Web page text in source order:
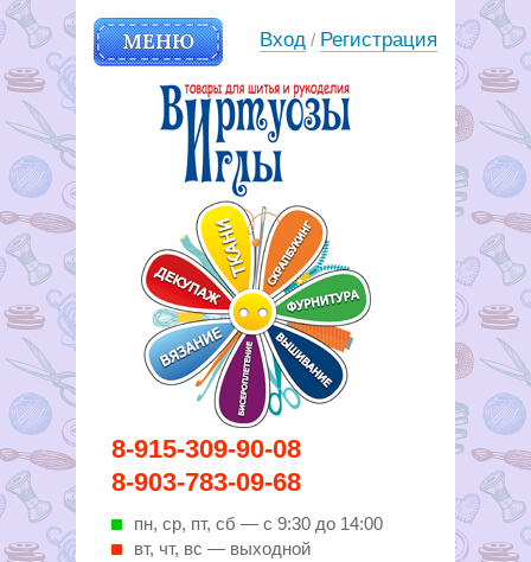
8-915-309-90-08
8-903-783-09-68
пн, ср, пт, cб — с 9:30 до 14:00
вт, чт, вс — выходной
МЕНЮ
Вирутозы иглы. Товары для
шитья и рукоделья
Вход / Регистрация